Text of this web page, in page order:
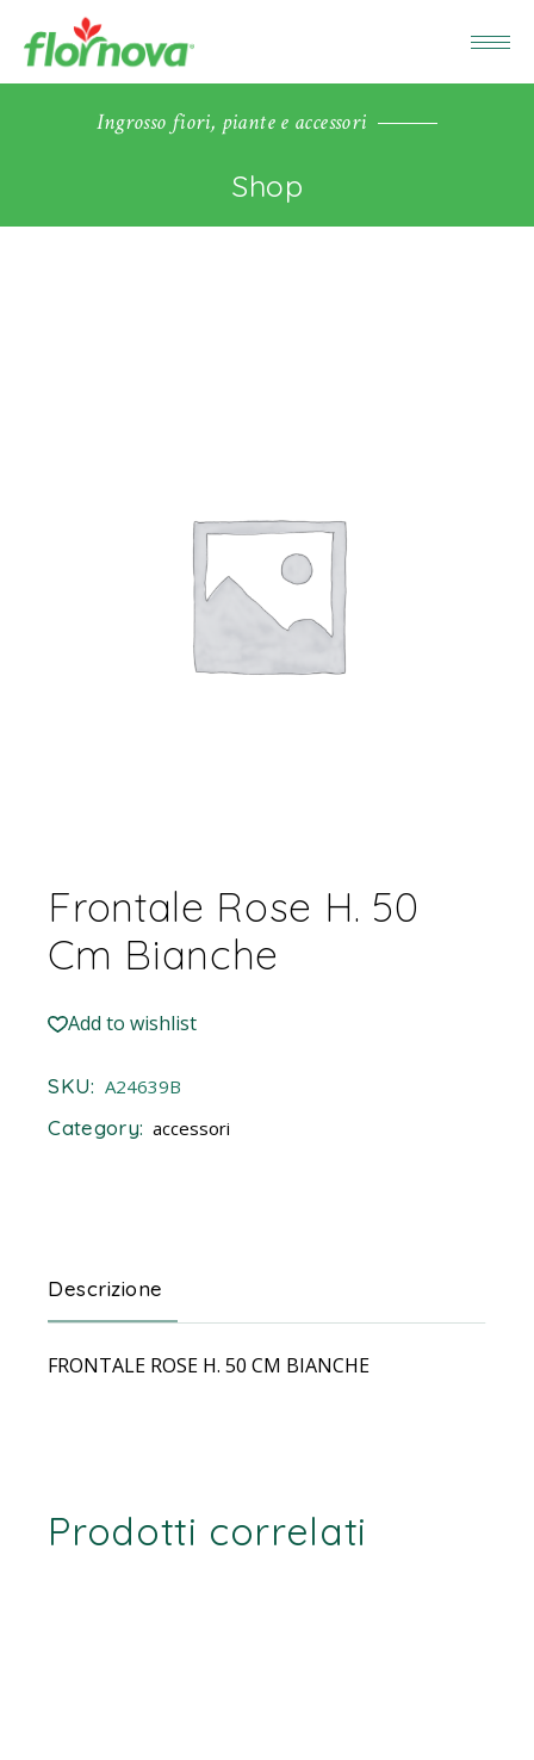
Ingrosso fiori, piante e accessori
Shop
Frontale Rose H. 50
Cm Bianche
Add to wishlist
SKU: A24639B
Category: accessori
Descrizione
FRONTALE ROSE H. 50 CM BIANCHE
Prodotti correlati